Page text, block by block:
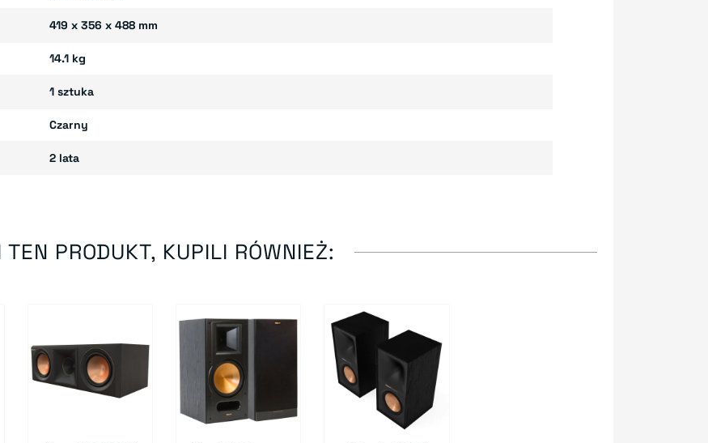
419 x 356 x 488 mm
14.1 kg
1 sztuka
Czarny
2 lata
PRODUKT, KUPILI RÓWNIEŻ: